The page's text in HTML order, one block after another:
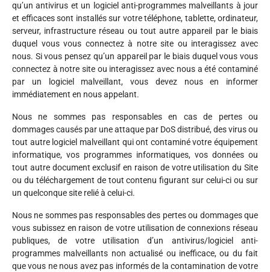
qu’un antivirus et un logiciel anti-programmes malveillants à jour
et efficaces sont installés sur votre téléphone, tablette, ordinateur,
serveur, infrastructure réseau ou tout autre appareil par le biais
duquel vous vous connectez à notre site ou interagissez avec
nous. Si vous pensez qu’un appareil par le biais duquel vous vous
connectez à notre site ou interagissez avec nous a été contaminé
par un logiciel malveillant, vous devez nous en informer
immédiatement en nous appelant.
Nous ne sommes pas responsables en cas de pertes ou
dommages causés par une attaque par DoS distribué, des virus ou
tout autre logiciel malveillant qui ont contaminé votre équipement
informatique, vos programmes informatiques, vos données ou
tout autre document exclusif en raison de votre utilisation du Site
ou du téléchargement de tout contenu figurant sur celui-ci ou sur
un quelconque site relié à celui-ci.
Nous ne sommes pas responsables des pertes ou dommages que
vous subissez en raison de votre utilisation de connexions réseau
publiques, de votre utilisation d’un antivirus/logiciel anti-
programmes malveillants non actualisé ou inefficace, ou du fait
que vous ne nous avez pas informés de la contamination de votre